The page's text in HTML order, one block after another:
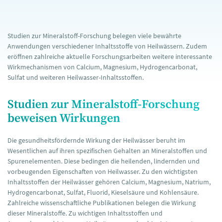
Studien zur Mineralstoff-Forschung belegen viele bewährte
Anwendungen verschiedener Inhaltsstoffe von Heilwässern. Zudem
eröffnen zahlreiche aktuelle Forschungsarbeiten weitere interessante
Wirkmechanismen von Calcium, Magnesium, Hydrogencarbonat,
Sulfat und weiteren Heilwasser-Inhaltsstoffen.
Studien zur Mineralstoff-Forschung
beweisen Wirkungen
Die gesundheitsfördernde Wirkung der Heilwässer beruht im
Wesentlichen auf ihren spezifischen Gehalten an Mineralstoffen und
Spurenelementen. Diese bedingen die heilenden, lindernden und
vorbeugenden Eigenschaften von Heilwasser. Zu den wichtigsten
Inhaltsstoffen der Heilwässer gehören Calcium, Magnesium, Natrium,
Hydrogencarbonat, Sulfat, Fluorid, Kieselsäure und Kohlensäure.
Zahlreiche wissenschaftliche Publikationen belegen die Wirkung
dieser Mineralstoffe. Zu wichtigen Inhaltsstoffen und